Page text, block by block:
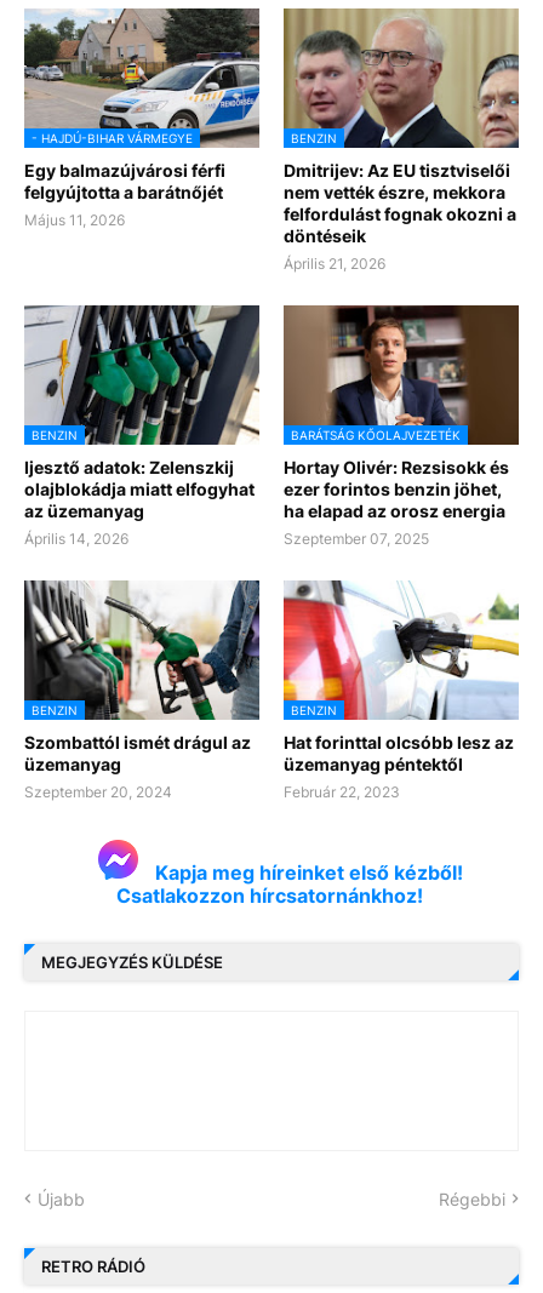
- HAJDÚ-BIHAR VÁRMEGYE
Egy balmazújvárosi férfi
felgyújtotta a barátnőjét
Május 11, 2026
BENZIN
Dmitrijev: Az EU tisztviselői
nem vették észre, mekkora
felfordulást fognak okozni a
döntéseik
Április 21, 2026
BENZIN
Ijesztő adatok: Zelenszkij
olajblokádja miatt elfogyhat
az üzemanyag
Április 14, 2026
BARÁTSÁG KŐOLAJVEZETÉK
Hortay Olivér: Rezsisokk és
ezer forintos benzin jöhet,
ha elapad az orosz energia
Szeptember 07, 2025
BENZIN
Szombattól ismét drágul az
üzemanyag
Szeptember 20, 2024
BENZIN
Hat forinttal olcsóbb lesz az
üzemanyag péntektől
Február 22, 2023
Kapja meg híreinket első kézből!
Csatlakozzon hírcsatornánkhoz!
MEGJEGYZÉS KÜLDÉSE
Újabb Régebbi
RETRO RÁDIÓ